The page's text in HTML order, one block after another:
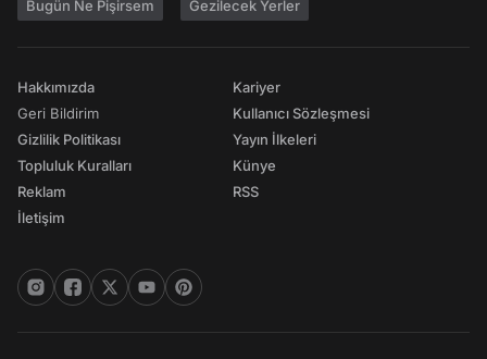
Bugün Ne Pişirsem Gezilecek Yerler
Hakkımızda
Geri Bildirim
Gizlilik Politikası
Topluluk Kuralları
Reklam
İletişim
Kariyer
Kullanıcı Sözleşmesi
Yayın İlkeleri
Künye
RSS